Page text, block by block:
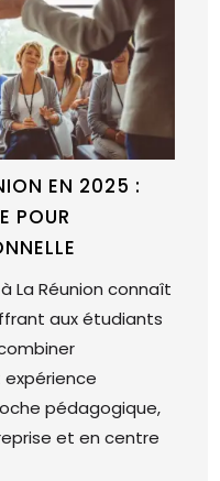
EN 2025 :
POUR
La Réunion connaît
aux étudiants
pédagogique,
et en centre